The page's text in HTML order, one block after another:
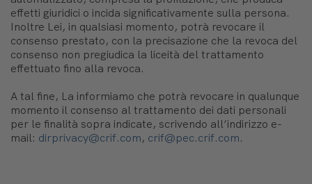
effetti giuridici o incida significativamente sulla persona.
Inoltre Lei, in qualsiasi momento, potrà revocare il
consenso prestato, con la precisazione che la revoca del
consenso non pregiudica la liceità del trattamento
effettuato fino alla revoca.
A tal fine, La informiamo che potrà revocare in qualunque
momento il consenso al trattamento dei dati personali
per le finalità sopra indicate, scrivendo all’indirizzo e-
mail: dirprivacy@crif.com, crif@pec.crif.com.